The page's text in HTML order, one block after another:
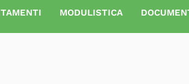
MODULISTICA